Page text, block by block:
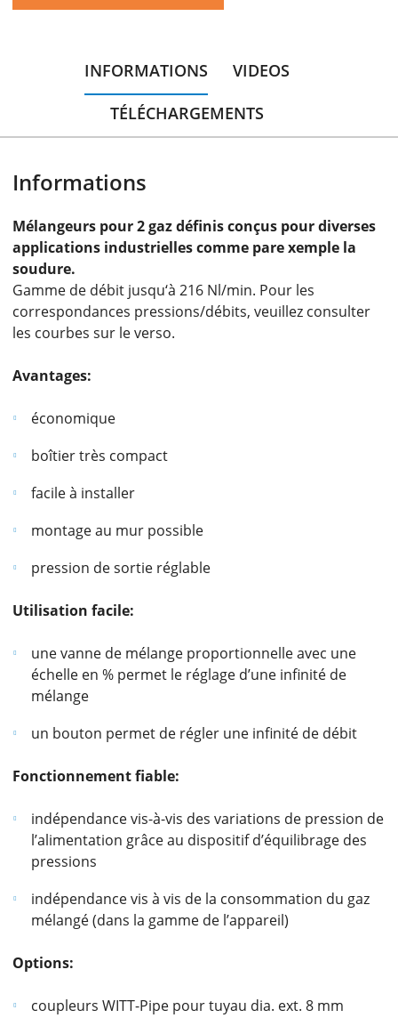
INFORMATIONS
VIDEOS
TÉLÉCHARGEMENTS
Informations
Mélangeurs pour 2 gaz définis conçus pour diverses
applications industrielles comme pare xemple la
soudure.
Gamme de débit jusqu‘à 216 Nl/min. Pour les
correspondances pressions/débits, veuillez consulter
les courbes sur le verso.
Avantages:
économique
boîtier très compact
facile à installer
montage au mur possible
pression de sortie réglable
Utilisation facile:
une vanne de mélange proportionnelle avec une
échelle en % permet le réglage d’une infinité de
mélange
un bouton permet de régler une infinité de débit
Fonctionnement fiable:
indépendance vis-à-vis des variations de pression de
l’alimentation grâce au dispositif d’équilibrage des
pressions
indépendance vis à vis de la consommation du gaz
mélangé (dans la gamme de l’appareil)
Options:
coupleurs WITT-Pipe pour tuyau dia. ext. 8 mm